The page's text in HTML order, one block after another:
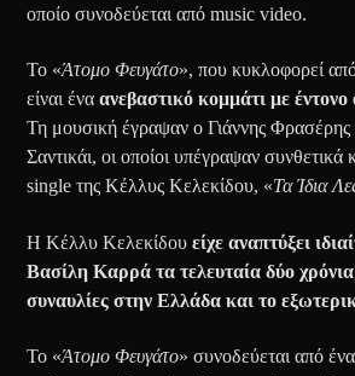
οποίο συνοδεύεται από music video.
Το «Άτομο Φευγάτο», που κυκλοφορεί
είναι ένα ανεβαστικό κομμάτι με
Τη μουσική έγραψαν ο Γιάννης
Σαντικάι, οι οποίοι υπέγραψαν
single της Κέλλυς Κελεκίδου, «Τα Ίδια
Η Κέλλυ Κελεκίδουείχε αναπτύξει
Βασίλη Καρρά τα τελευταία δύο χρόνια
συναυλίες στην Ελλάδα και το
Το «Άτομο Φευγάτο» συνοδεύεται από